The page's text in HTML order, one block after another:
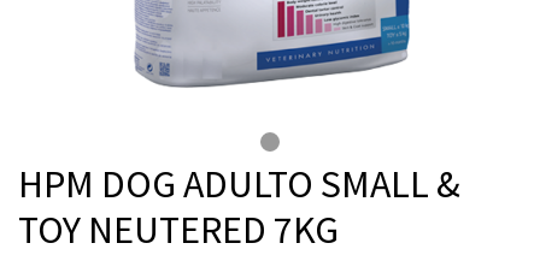
HPM DOG ADULTO SMALL &
TOY NEUTERED 7KG